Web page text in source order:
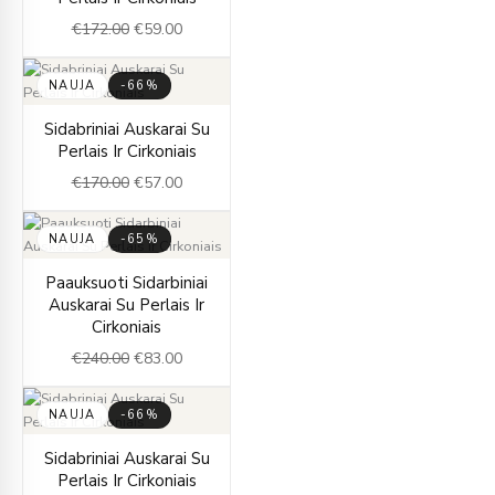
€172.00
was:
€172.00.
€59.00
is:
€59.00.
NAUJA -66%
Sidabriniai Auskarai Su
Perlais Ir Cirkoniais
€170.00
price
was:
€170.00.
€57.00
price
is:
€57.00.
NAUJA -65%
Paauksuoti Sidarbiniai
Auskarai Su Perlais Ir
Cirkoniais
€240.00
price
was:
€240.00.
€83.00
price
is:
NAUJA -66%
Sidabriniai Auskarai Su
Perlais Ir Cirkoniais
price
was:
price
is: